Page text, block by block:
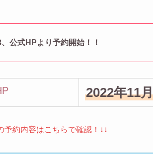
公式HPより予約開始！！
2022年11
予約内容はこちらで確認！↓↓